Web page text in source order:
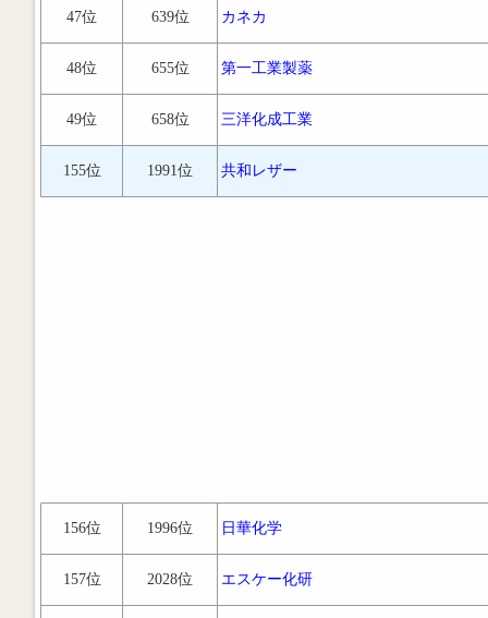
47位 639位 カネカ
48位 655位 第一工業製薬
49位 658位 三洋化成工業
155位 1991位 共和レザー
156位 1996位 日華化学
157位 2028位 エスケー化研